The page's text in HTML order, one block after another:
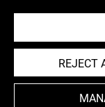
REJECT